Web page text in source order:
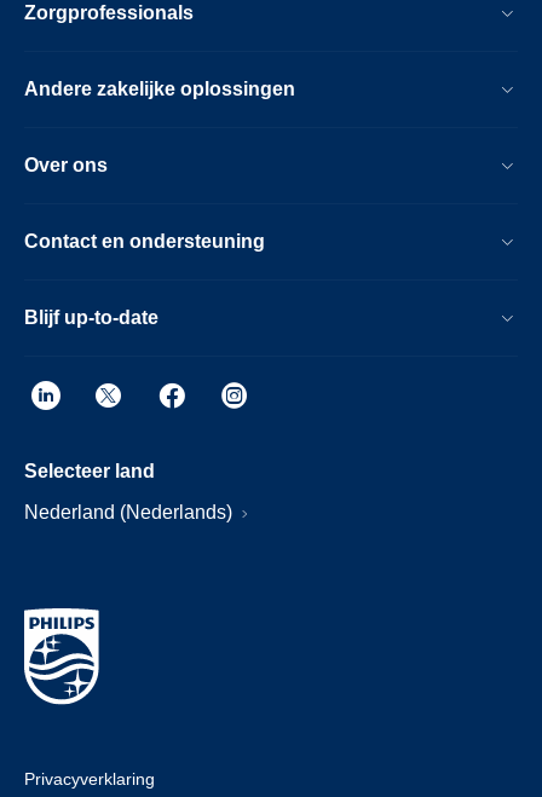
Zorgprofessionals
Andere zakelijke oplossingen
Over ons
Contact en ondersteuning
Blijf up-to-date
Selecteer land
Nederland (Nederlands)
Privacyverklaring